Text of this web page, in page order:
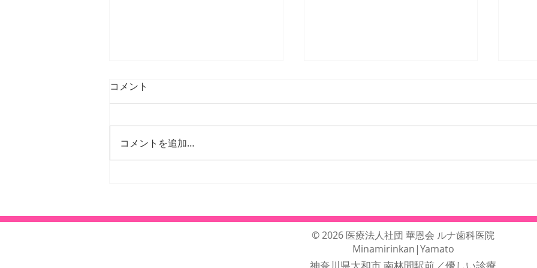
コメント
コメントを追加…
© 2026 医療法人社団 華恩会 ルナ歯科医院
Minamirinkan|Yamato